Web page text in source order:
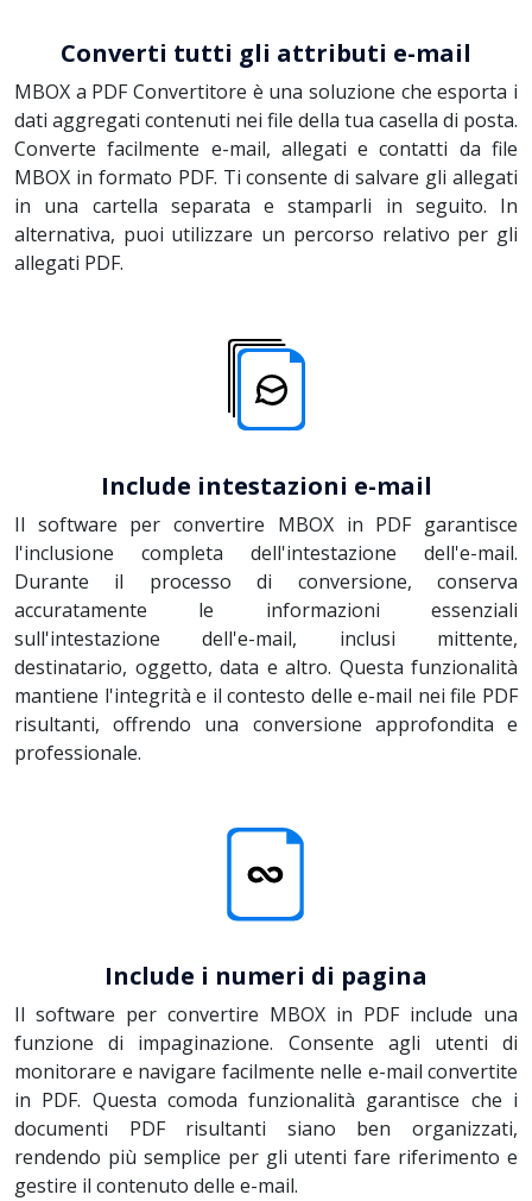
Converti tutti gli attributi e-mail
MBOX a PDF Convertitore è una soluzione che esporta i
dati aggregati contenuti nei file della tua casella di posta.
Converte facilmente e-mail, allegati e contatti da file
MBOX in formato PDF. Ti consente di salvare gli allegati
in una cartella separata e stamparli in seguito. In
alternativa, puoi utilizzare un percorso relativo per gli
allegati PDF.
Include intestazioni e-mail
Il software per convertire MBOX in PDF garantisce
l'inclusione completa dell'intestazione dell'e-mail.
Durante il processo di conversione, conserva
accuratamente le informazioni essenziali
sull'intestazione dell'e-mail, inclusi mittente,
destinatario, oggetto, data e altro. Questa funzionalità
mantiene l'integrità e il contesto delle e-mail nei file PDF
risultanti, offrendo una conversione approfondita e
professionale.
Include i numeri di pagina
Il software per convertire MBOX in PDF include una
funzione di impaginazione. Consente agli utenti di
monitorare e navigare facilmente nelle e-mail convertite
in PDF. Questa comoda funzionalità garantisce che i
documenti PDF risultanti siano ben organizzati,
rendendo più semplice per gli utenti fare riferimento e
gestire il contenuto delle e-mail.